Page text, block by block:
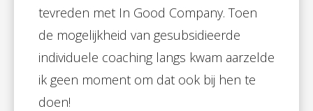
tevreden met In Good Company. Toen
de mogelijkheid van gesubsidieerde
individuele coaching langs kwam aarzelde
ik geen moment om dat ook bij hen te
doen!